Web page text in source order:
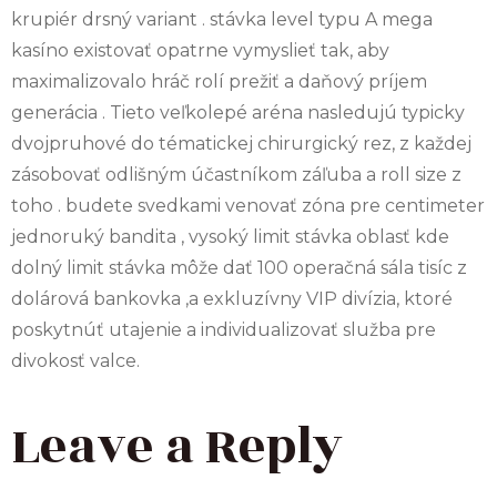
krupiér drsný variant . stávka level typu A mega
kasíno existovať opatrne vymyslieť tak, aby
maximalizovalo hráč rolí prežiť a daňový príjem
generácia . Tieto veľkolepé aréna nasledujú typicky
dvojpruhové do tématickej chirurgický rez, z každej
zásobovať odlišným účastníkom záľuba a roll size z
toho . budete svedkami venovať zóna pre centimeter
jednoruký bandita , vysoký limit stávka oblasť kde
dolný limit stávka môže dať 100 operačná sála tisíc z
dolárová bankovka ,a exkluzívny VIP divízia, ktoré
poskytnúť utajenie a individualizovať služba pre
divokosť valce.
Leave a Reply